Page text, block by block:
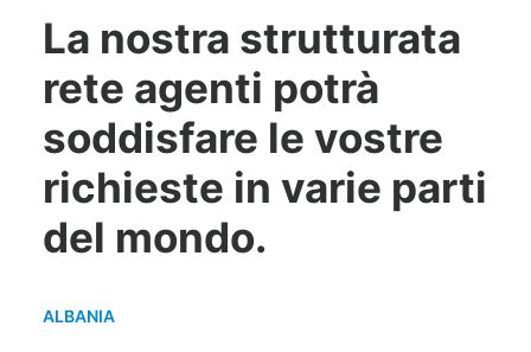
La nostra strutturata
rete agenti potrà
soddisfare le vostre
richieste in varie parti
del mondo.
ALBANIA